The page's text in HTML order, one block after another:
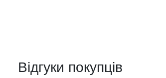
Відгуки покупців